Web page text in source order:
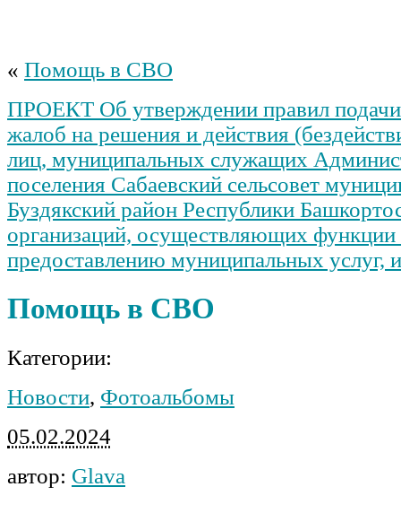
« Помощь в СВО
ПРОЕКТ Об утверждении правил подачи
жалоб на решения и действия
лиц, муниципальных служащих
поселения Сабаевский сельсовет
Буздякский район Республики
организаций, осуществляющих функции
предоставлению муниципальных услуг,
Помощь в СВО
Категории:
Новости, Фотоальбомы
05.02.2024
автор: Glava